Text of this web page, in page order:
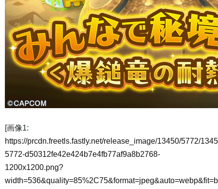
[画像1:
https://prcdn.freetls.fastly.net/release_image/13450/5772/
5772-d50312fe42e424b7e4fb77af9a8b2768-
1200x1200.png?